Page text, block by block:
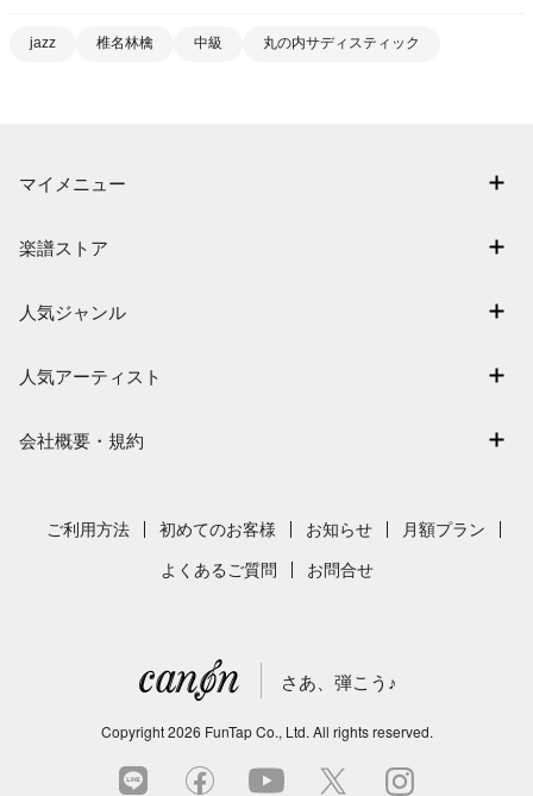
jazz 椎名林檎 中級 丸の内サディスティック
マイメニュー
退会はこちら
楽譜ストア
難易度別に探す
まもなく配信
人気ジャンル
保育
発表会
人気アーティスト
新沢としひこ
会社概要・規約
採用情報
サイトマップ
ご利用方法 初めてのお客様 お知らせ 月額プラン
よくあるご質問 お問合せ
さあ、弾こう♪
Copyright2026 FunTap Co., Ltd. All rights reserved.